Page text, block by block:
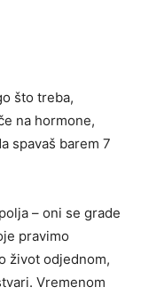
što treba,
na hormone,
spavaš barem 7
– oni se grade
pravimo
život odjednom,
Vremenom